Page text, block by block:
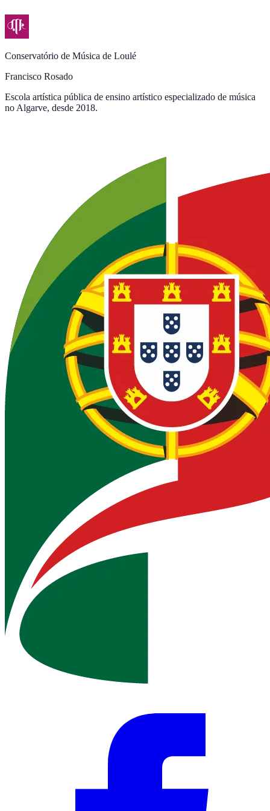
Conservatório de Música de Loulé
Francisco Rosado
Escola artística pública de ensino artístico especializado de música
no Algarve, desde 2018.